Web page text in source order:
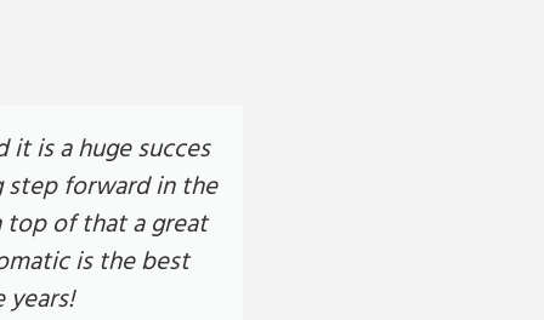
it is a huge succes
step forward in the
top of that a great
is the best